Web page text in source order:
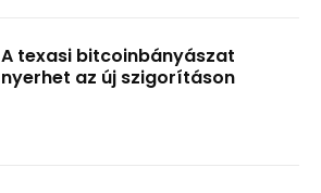
A texasi bitcoinbányászat
nyerhet az új szigorításon